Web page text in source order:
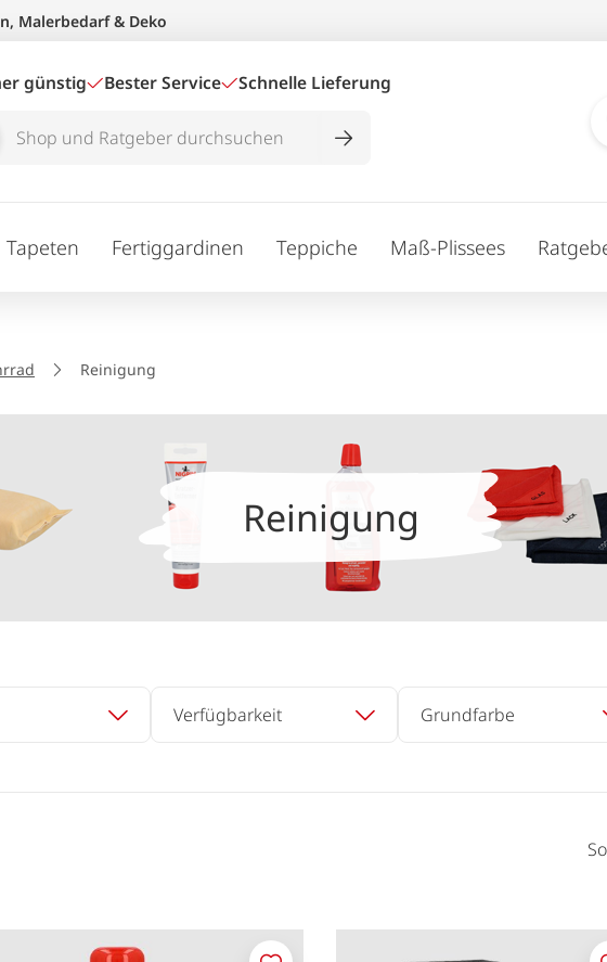
Malerbedarf & Deko
günstig Bester Service Schnelle Lieferung
Tapeten Fertiggardinen Teppiche Maß-Plissees
Reinigung
Reinigung
Verfügbarkeit Grundfarbe